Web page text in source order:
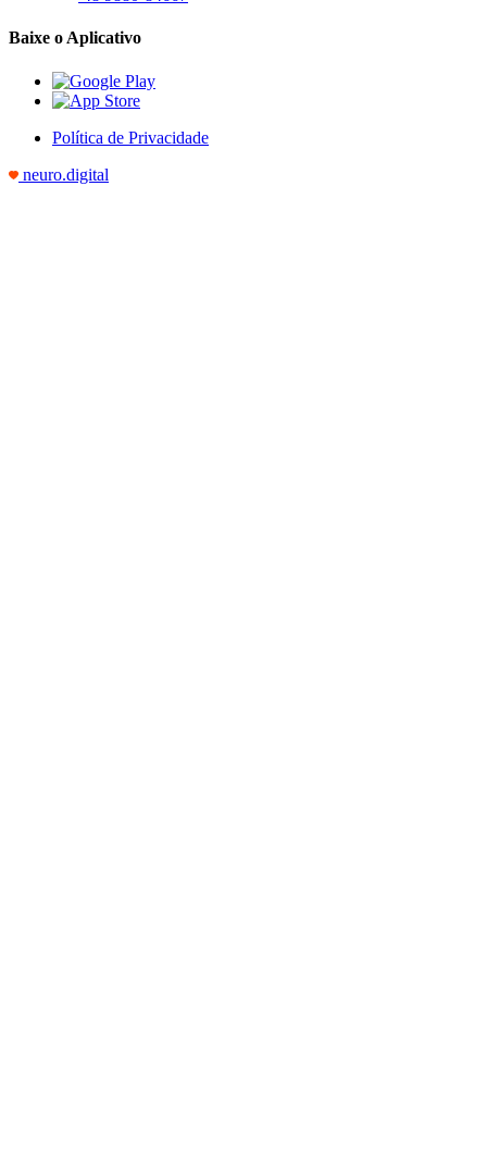
Baixe o Aplicativo
Política de Privacidade
neuro.digital